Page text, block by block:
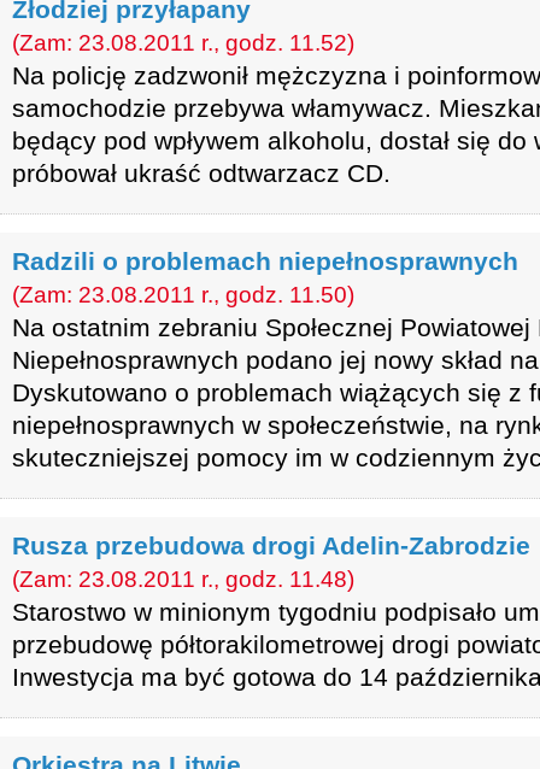
Złodziej przyłapany
(Zam: 23.08.2011 r., godz. 11.52)
Na policję zadzwonił mężczyzna i
samochodzie przebywa włamywacz.
będący pod wpływem alkoholu, dostał się
próbował ukraść odtwarzacz CD.
Radzili o problemach niepełnosprawnych
(Zam: 23.08.2011 r., godz. 11.50)
Na ostatnim zebraniu Społecznej
Niepełnosprawnych podano jej nowy skład
Dyskutowano o problemach wiążących się z
niepełnosprawnych w społeczeństwie, na
skuteczniejszej pomocy im w codziennym
Rusza przebudowa drogi Adelin-Zabrodzie
(Zam: 23.08.2011 r., godz. 11.48)
Starostwo w minionym tygodniu podpisało
przebudowę półtorakilometrowej drogi
Inwestycja ma być gotowa do 14